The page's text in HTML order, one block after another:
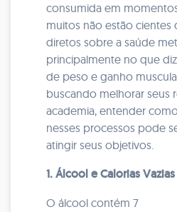
consumida em
muitos não estão cientes
diretos sobre a saúde
principalmente no que
de peso e ganho
buscando melhorar seus
academia, entender
nesses processos pode
atingir seus objetivos.
1. Álcool e Calorias Vazias
O álcool contém 7